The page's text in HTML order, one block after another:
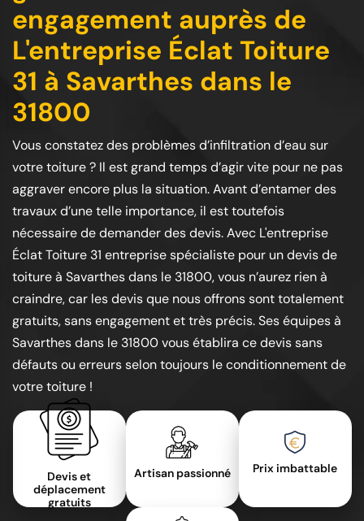
engagement auprès de
L'entreprise Éclat Toiture
31 à Savarthes dans le
31800
Vous constatez des problèmes d’infiltration d’eau sur
votre toiture ? Il est grand temps d’agir vite pour ne pas
aggraver encore plus la situation. Avant d’entamer des
travaux d’une telle importance, il est toutefois
nécessaire de demander des devis. Avec L'entreprise
Éclat Toiture 31 entreprise spécialiste pour un devis de
toiture à Savarthes dans le 31800, vous n’aurez rien à
craindre, car les devis que nous offrons sont totalement
gratuits, sans engagement et très précis. Ses équipes à
Savarthes dans le 31800 vous établira ce devis sans
défauts ou erreurs selon toujours le conditionnement de
votre toiture !
Devis et
déplacement
gratuits
Artisan passionné Prix imbattable